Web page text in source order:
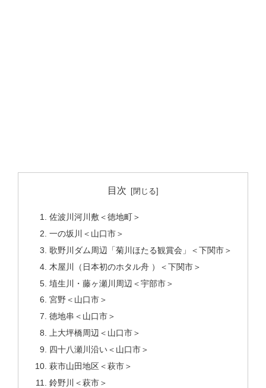
目次
佐波川河川敷＜徳地町＞
一の坂川＜山口市＞
歌野川ダム周辺「菊川ほたる観賞会」＜下関市＞
木屋川（日本初のホタル舟 ）＜下関市＞
埴生川・藤ヶ瀬川周辺＜宇部市＞
宮野＜山口市＞
徳地串＜山口市＞
上大坪橋周辺＜山口市＞
四十八瀬川沿い＜山口市＞
萩市山田地区＜萩市＞
鈴野川＜萩市＞